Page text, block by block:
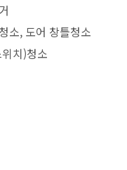
소, 도어 창틀청소
치)청소